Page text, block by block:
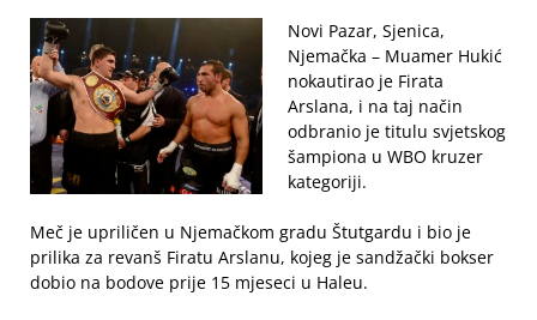
Novi Pazar, Sjenica,
Njemačka – Muamer Hukić
nokautirao je Firata
Arslana, i na taj način
odbranio je titulu svjetskog
šampiona u WBO kruzer
kategoriji.
Meč je upriličen u Njemačkom gradu Štutgardu i bio je
prilika za revanš Firatu Arslanu, kojeg je sandžački bokser
dobio na bodove prije 15 mjeseci u Haleu.